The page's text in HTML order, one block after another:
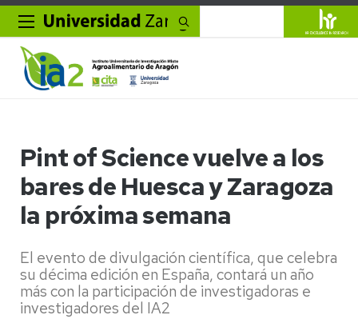
Pint of Science vuelve a los
bares de Huesca y Zaragoza
la próxima semana
El evento de divulgación científica, que celebra
su décima edición en España, contará un año
más con la participación de investigadoras e
investigadores del IA2